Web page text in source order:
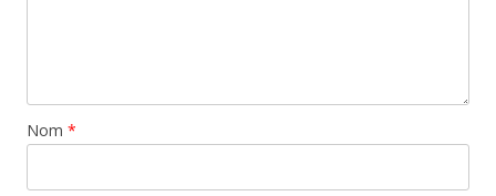
Nom *